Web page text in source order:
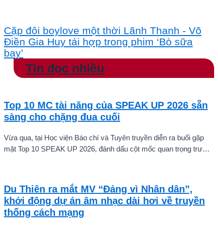
Cặp đôi boylove một thời Lãnh Thanh - Võ
Điền Gia Huy tái hợp trong phim ‘Bò sữa
bay’
Tin đọc nhiều
Top 10 MC tài năng của SPEAK UP 2026 sẵn
sàng cho chặng đua cuối
Vừa qua, tại Học viện Báo chí và Tuyên truyền diễn ra buổi gặp
mặt Top 10 SPEAK UP 2026, đánh dấu cột mốc quan trọng trước
Du Thiên ra mắt MV “Đảng vì Nhân dân”,
khởi động dự án âm nhạc dài hơi về truyền
thống cách mạng